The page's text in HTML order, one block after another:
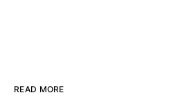
READ MORE